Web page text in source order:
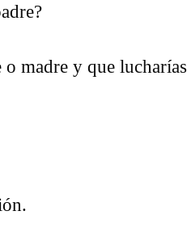
o madre y que lucharías